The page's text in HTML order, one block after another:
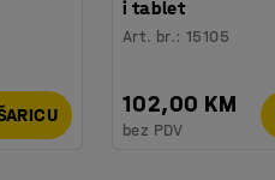
i tablet
Art. br.:15105
102,00 KM
bez PDV